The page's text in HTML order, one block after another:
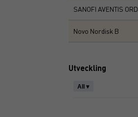
SANOFI AVENTIS ORD
Novo Nordisk B
Utveckling
All ▾